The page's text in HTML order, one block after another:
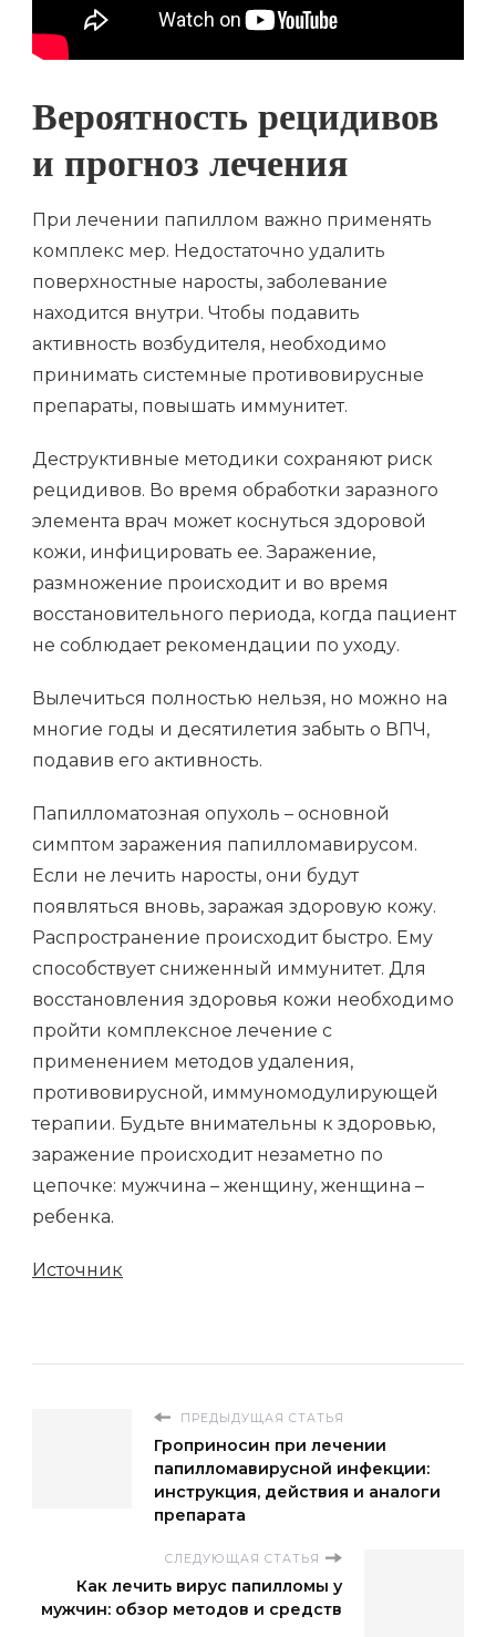
Вероятность рецидивов
и прогноз лечения
При лечении папиллом важно применять
комплекс мер. Недостаточно удалить
поверхностные наросты, заболевание
находится внутри. Чтобы подавить
активность возбудителя, необходимо
принимать системные противовирусные
препараты, повышать иммунитет.
Деструктивные методики сохраняют риск
рецидивов. Во время обработки заразного
элемента врач может коснуться здоровой
кожи, инфицировать ее. Заражение,
размножение происходит и во время
восстановительного периода, когда пациент
не соблюдает рекомендации по уходу.
Вылечиться полностью нельзя, но можно на
многие годы и десятилетия забыть о ВПЧ,
подавив его активность.
Папилломатозная опухоль – основной
симптом заражения папилломавирусом.
Если не лечить наросты, они будут
появляться вновь, заражая здоровую кожу.
Распространение происходит быстро. Ему
способствует сниженный иммунитет. Для
восстановления здоровья кожи необходимо
пройти комплексное лечение с
применением методов удаления,
противовирусной, иммуномодулирующей
терапии. Будьте внимательны к здоровью,
заражение происходит незаметно по
цепочке: мужчина – женщину, женщина –
ребенка.
Источник
ПРЕДЫДУЩАЯ СТАТЬЯ
Гроприносин при лечении
папилломавирусной инфекции:
инструкция, действия и аналоги
препарата
СЛЕДУЮЩАЯ СТАТЬЯ
Как лечить вирус папилломы у
мужчин: обзор методов и средств